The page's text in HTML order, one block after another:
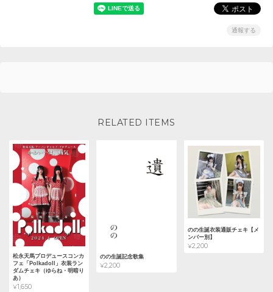
通報する
RELATED ITEMS
松永天馬プロデュースコンカ
フェ「Polkadoll」衣装ラン
ダムチェキ（ゆらね・明暗り
あ）
¥1,650
のの生誕記念歌集
¥2,200
のの生誕衣装通販チェキ【メ
ンバー別】
¥2,200